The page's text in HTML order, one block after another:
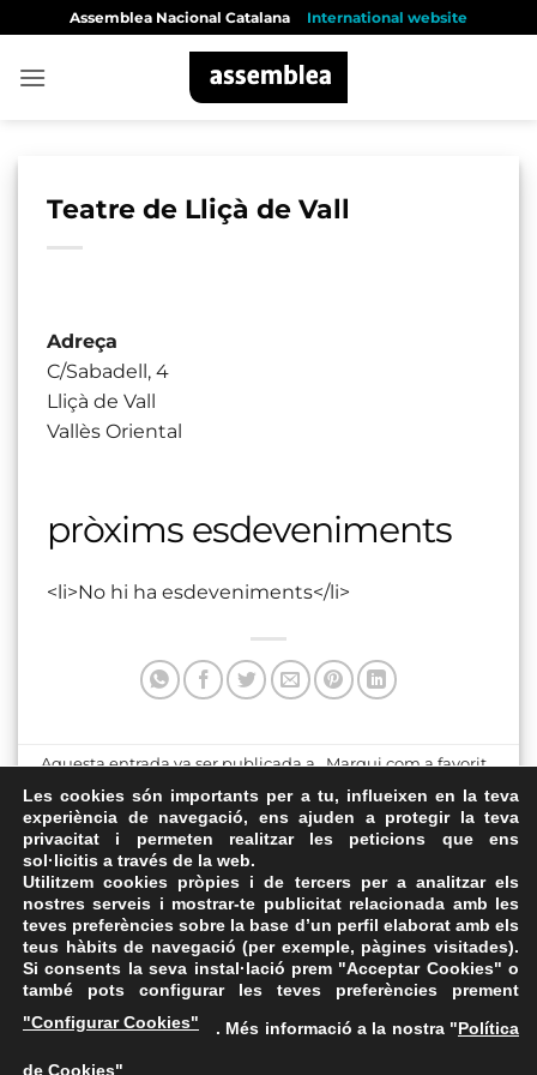
content
Assemblea Nacional Catalana International website
Teatre de Lliçà de Vall
Adreça
C/Sabadell, 4
Lliçà de Vall
Vallès Oriental
pròxims esdeveniments
<li>No hi ha esdeveniments</li>
Aquesta entrada va ser publicada a . Marqui com a favorit
Enllaç permanent
Teatre Municipal
Plaça de la Sardana i Plaça
Vella
FAQs
Les cookies són importants per a tu, influeixen en la teva
experiència de navegació, ens ajuden a protegir la teva
privacitat i permeten realitzar les peticions que ens
sol·licitis a través de la web.
Utilitzem cookies pròpies i de tercers per a analitzar els
nostres serveis i mostrar-te publicitat relacionada amb les
teves preferències sobre la base d’un perfil elaborat amb els
teus hàbits de navegació (per exemple, pàgines visitades).
Si consents la seva instal·lació prem "Acceptar Cookies" o
també pots configurar les teves preferències prement
"Configurar Cookies"
. Més informació a la nostra "Política
de Cookies"